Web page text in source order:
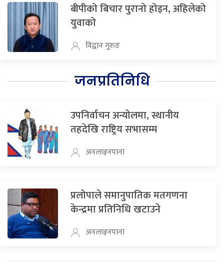
बीपीको बिचार पुरानो होइन, अहिलेको
युवाको
विद्वान गुरुङ
जनप्रतिनिधि
उपनिर्वाचन अन्योलमा, स्थानीय
तहदेखि राष्ट्रिय सभासम्म
अनलाइनपाना
प्रलोपाले समानुपातिक मतगणना
केन्द्रमा प्रतिनिधि खटाउने
अनलाइनपाना